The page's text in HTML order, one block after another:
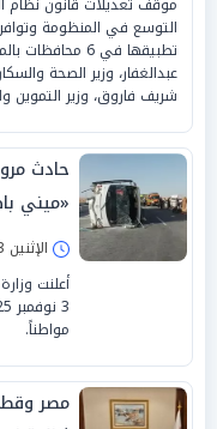
التوسع في المنظومة وتوافر
تطبيقها في 6
عبدالغفار، وزير الصحة
شريف فاروق، وزير التموين
«ميني
الإثنين 03/نوفمبر/2025 - 03:41 م
أعلنت
مواطناً.
مصر